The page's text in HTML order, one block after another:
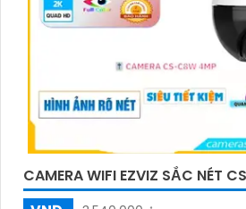
CAMERA WIFI EZVIZ SẮC NÉT